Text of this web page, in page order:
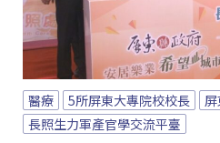
醫療 5所屏東大專院校校長
長照生力軍產官學交流平臺